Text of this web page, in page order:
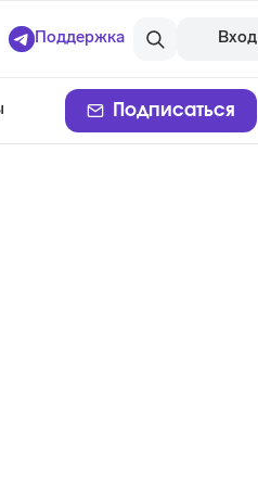
Поддержка Вход
Подписаться